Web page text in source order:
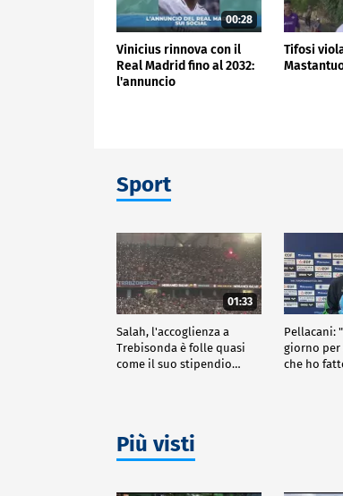
00:28
Vinicius rinnova con il
Real Madrid fino al 2032:
l'annuncio
Tifosi
Sport
01:33
Salah, l'accoglienza a
Trebisonda è folle quasi
come il suo stipendio…
Pellacani:
giorno per
che ho
Più visti